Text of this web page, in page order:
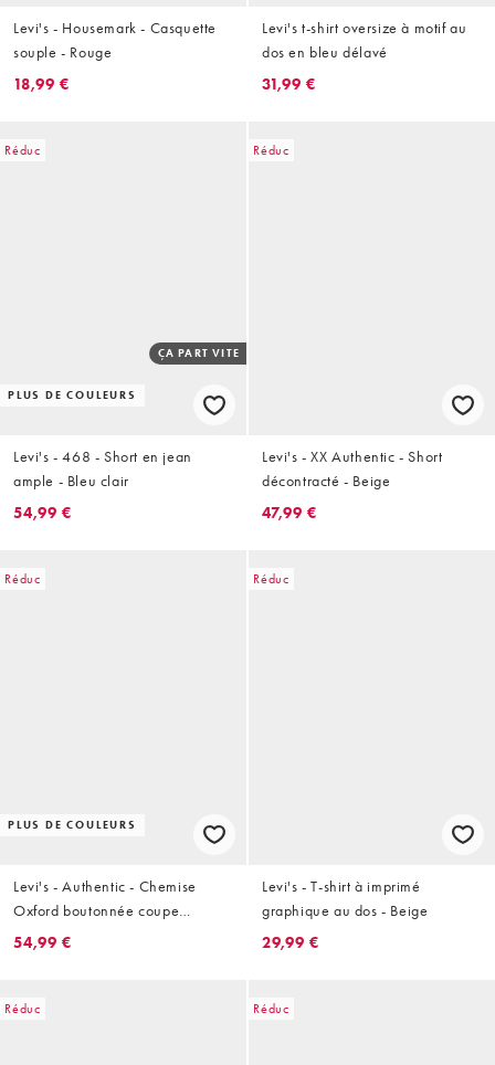
Levi's - Housemark - Casquette
souple - Rouge
18,99 €
Levi's t-shirt oversize à motif au
dos en bleu délavé
31,99 €
Réduc
PLUS DE COULEURS
ÇA PART VITE
Levi's - 468 - Short en jean
ample - Bleu clair
54,99 €
Réduc
Levi's - XX Authentic - Short
décontracté - Beige
47,99 €
Réduc
PLUS DE COULEURS
Levi's - Authentic - Chemise
Oxford boutonnée coupe
décontractée à logo ton sur ton -
54,99 €
Réduc
Levi's - T-shirt à imprimé
graphique au dos - Beige
29,99 €
Réduc Réduc